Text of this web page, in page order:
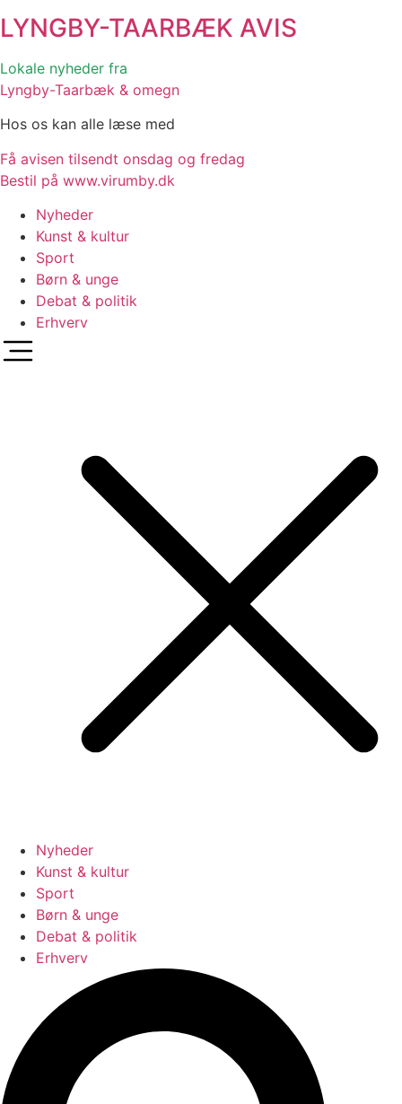
LYNGBY-TAARBÆK AVIS
Lokale nyheder fra
Lyngby-Taarbæk & omegn
Hos os kan alle læse med
Få avisen tilsendt onsdag og fredag
Bestil på www.virumby.dk
Nyheder
Kunst & kultur
Sport
Børn & unge
Debat & politik
Erhverv
Nyheder
Kunst & kultur
Sport
Børn & unge
Debat & politik
Erhverv